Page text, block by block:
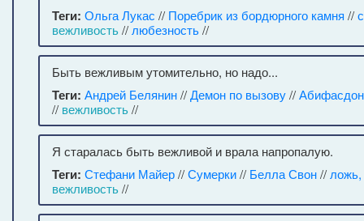
Теги: Ольга Лукас // Поребрик из бордюрного камня //
вежливость// любезность//
Быть вежливым утомительно, но надо...
Теги: Андрей Белянин//Демон по вызову//Абифасдон
// вежливость//
Я старалась быть вежливой и врала напропалую.
Теги: Стефани Майер//Сумерки// Белла Свон//
вежливость//